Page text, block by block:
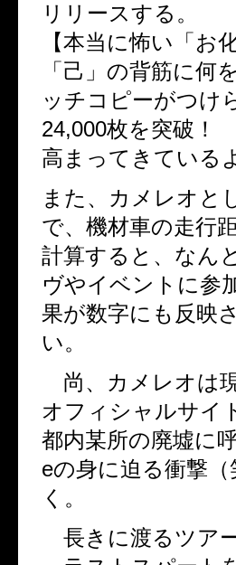
リリースする。
【本当に怖い「
「己」の背筋に何
ッチコピーがつけ
24,000枚を突破！
高まってきている
また、カメレオと
で、機材車の走行
計算すると、なん
ヴやイベントに参
果が数字にも反映
い。
尚、カメレオは
オフィシャルサイ
都内某所の廃墟に
eの身に迫る衝撃
く。
長きに渡るツア